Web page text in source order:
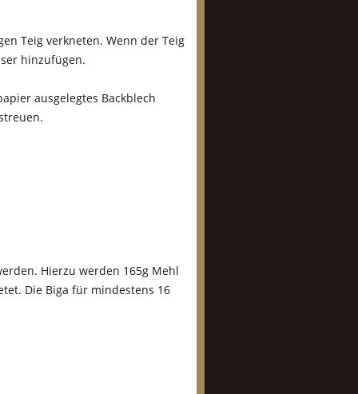
Teig verkneten. Wenn der Teig
hinzufügen.
ausgelegtes Backblech
Hierzu werden 165g Mehl
Die Biga für mindestens 16